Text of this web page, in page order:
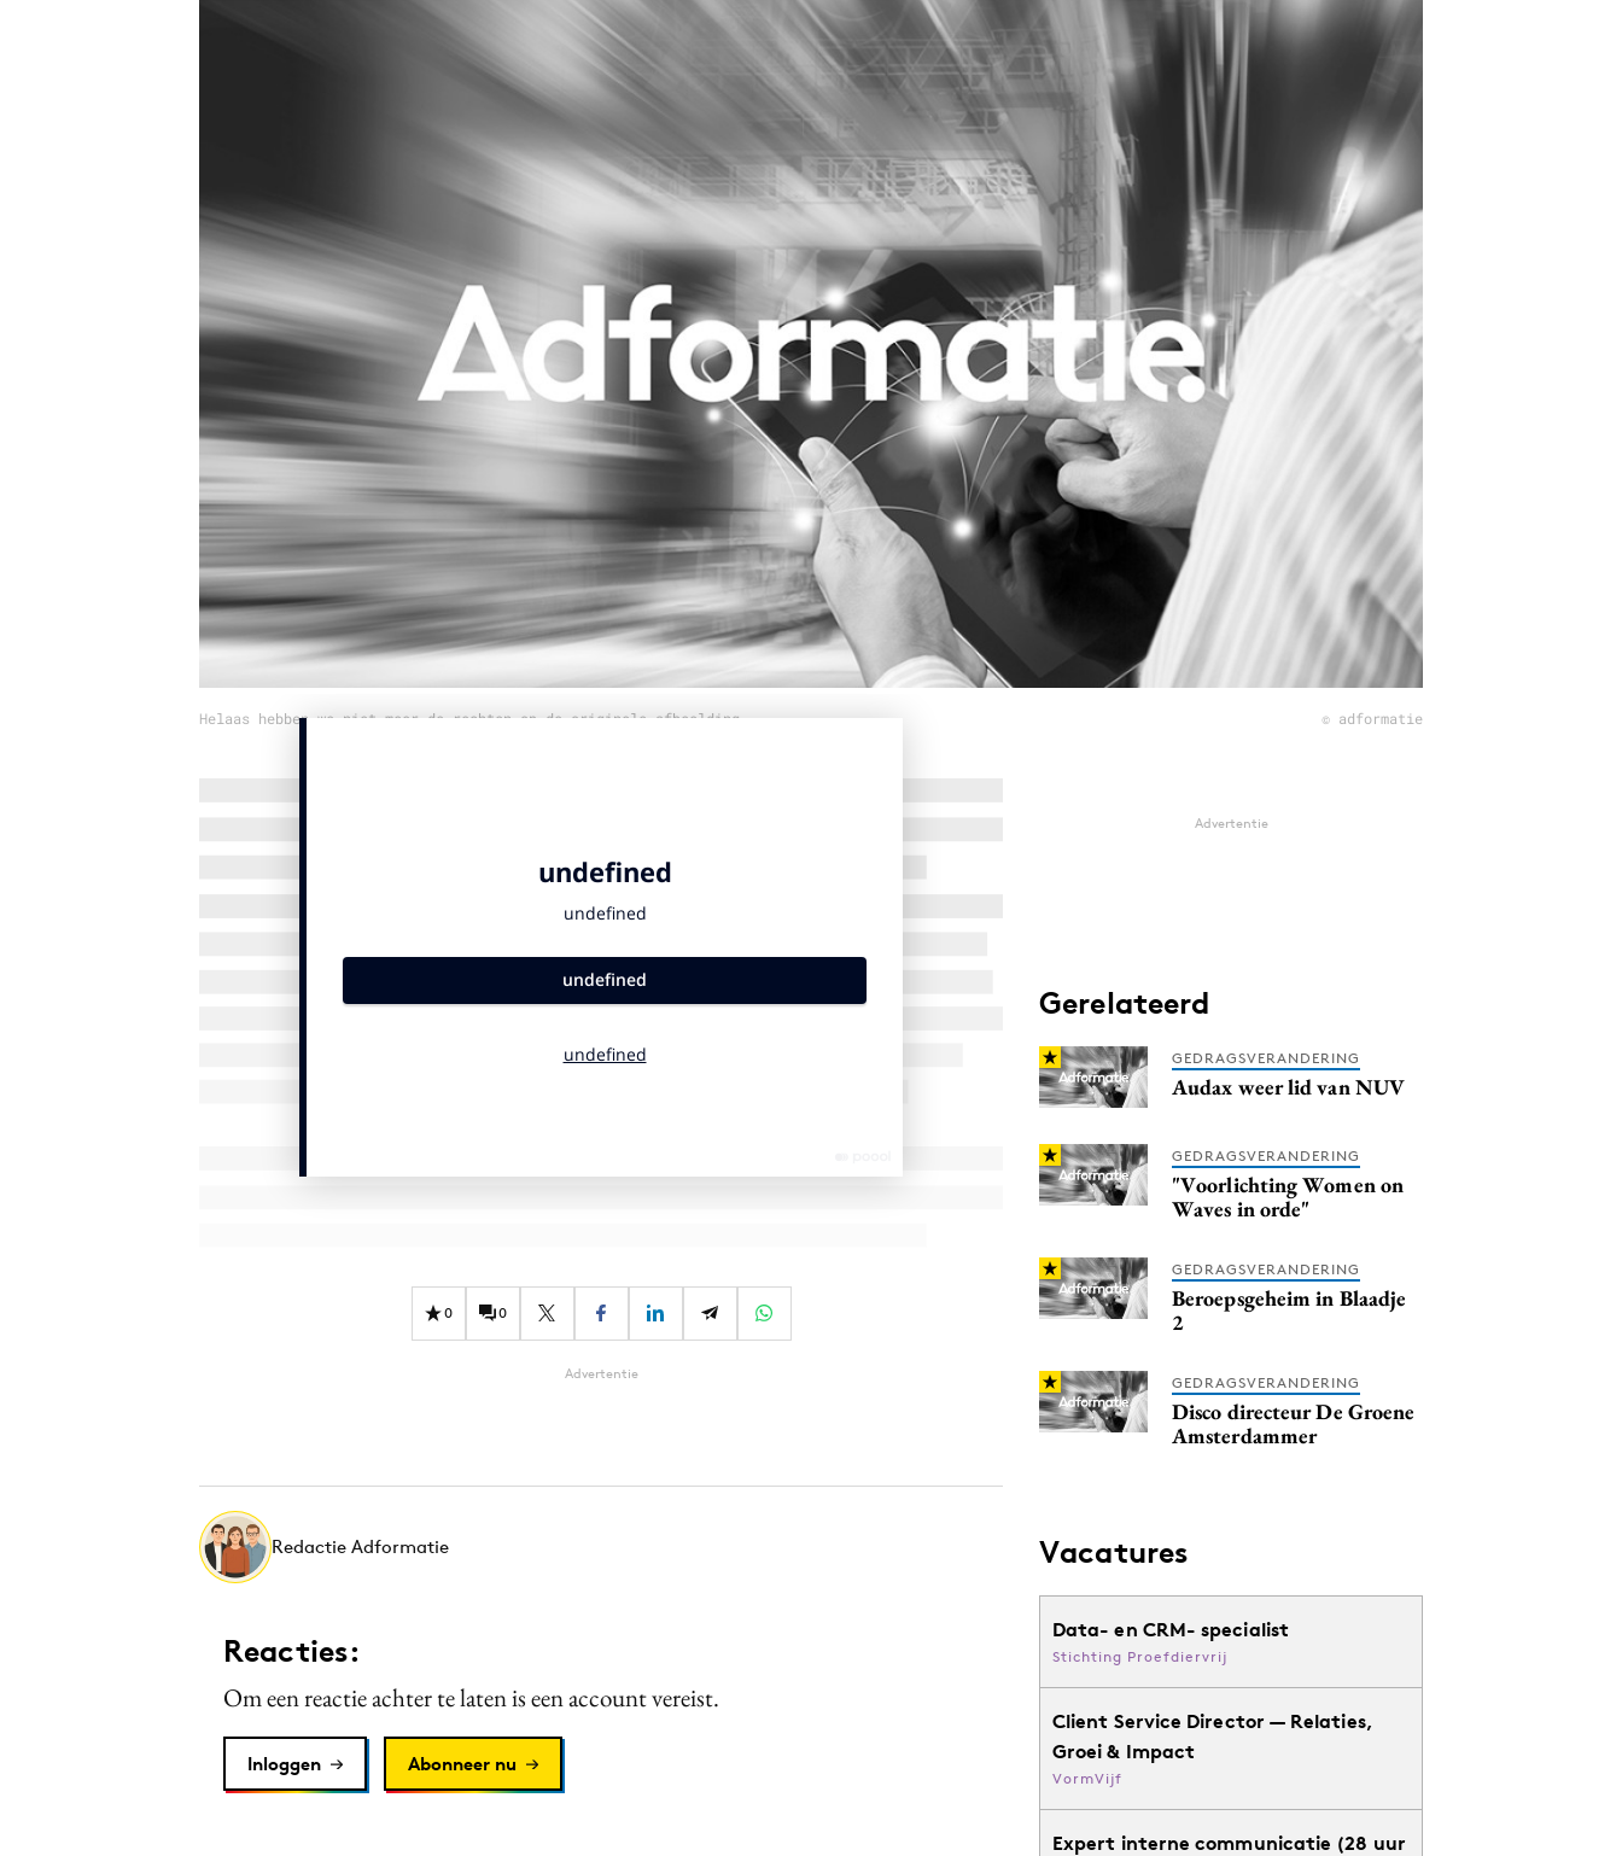
Influencer marketing
Interne communicatie
Purpose Marketing
Reputatie & crisis
Helaas hebben we niet meer de rechten op de originele afbeelding © adformatie
0 0
Advertentie
Redactie Adformatie
Reacties:
Om een reactie achter te laten is een account vereist.
Inloggen Abonneer nu
Advertentie
Gerelateerd
GEDRAGSVERANDERING
Audax weer lid van NUV
GEDRAGSVERANDERING
"Voorlichting Women on
Waves in orde"
GEDRAGSVERANDERING
Beroepsgeheim in Blaadje
2
GEDRAGSVERANDERING
Disco directeur De Groene
Amsterdammer
Vacatures
Data- en CRM- specialist
Stichting Proefdiervrij
Client Service Director — Relaties,
Groei & Impact
VormVijf
Expert interne communicatie (28 uur